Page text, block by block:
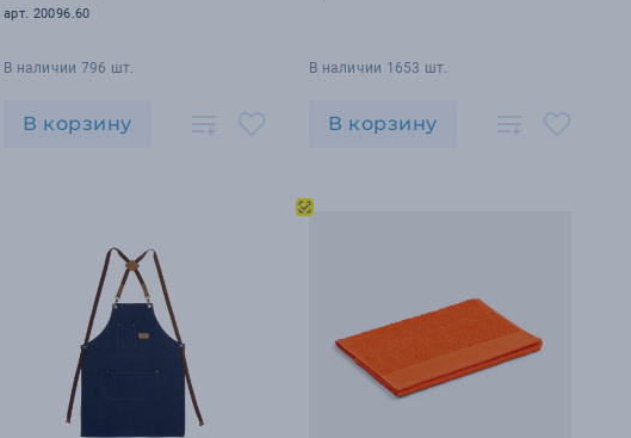
арт. 20096.60
В наличии 796 шт.
В корзину
В наличии 1653 шт.
В корзину